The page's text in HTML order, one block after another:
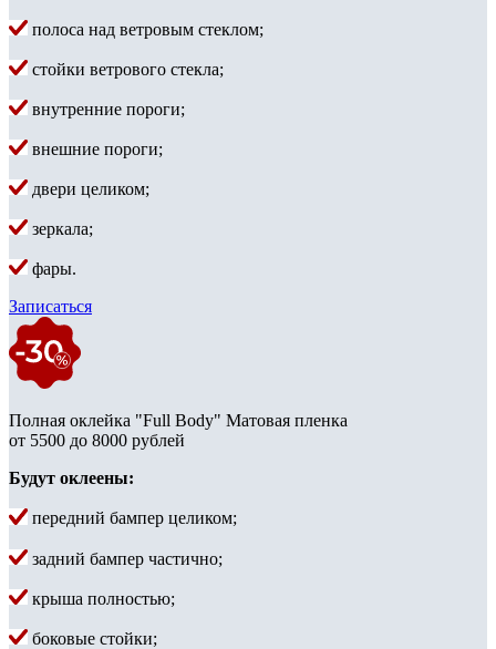
полоса над ветровым стеклом;
стойки ветрового стекла;
внутренние пороги;
внешние пороги;
двери целиком;
зеркала;
фары.
Записаться
Полная оклейка "Full Body" Матовая пленка
от 5500 до 8000 рублей
Будут оклеены:
передний бампер целиком;
задний бампер частично;
крыша полностью;
боковые стойки;